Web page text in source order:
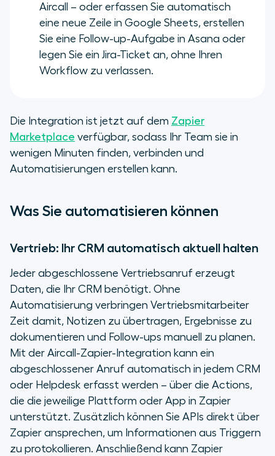
Aircall – oder erfassen Sie automatisch
eine neue Zeile in Google Sheets, erstellen
Sie eine Follow-up-Aufgabe in Asana oder
legen Sie ein Jira-Ticket an, ohne Ihren
Workflow zu verlassen.
Die Integration ist jetzt auf dem Zapier
Marketplace verfügbar, sodass Ihr Team sie in
wenigen Minuten finden, verbinden und
Automatisierungen erstellen kann.
Was Sie automatisieren können
Vertrieb: Ihr CRM automatisch aktuell halten
Jeder abgeschlossene Vertriebsanruf erzeugt
Daten, die Ihr CRM benötigt. Ohne
Automatisierung verbringen Vertriebsmitarbeiter
Zeit damit, Notizen zu übertragen, Ergebnisse zu
dokumentieren und Follow-ups manuell zu planen.
Mit der Aircall-Zapier-Integration kann ein
abgeschlossener Anruf automatisch in jedem CRM
oder Helpdesk erfasst werden – über die Actions,
die die jeweilige Plattform oder App in Zapier
unterstützt. Zusätzlich können Sie APIs direkt über
Zapier ansprechen, um Informationen aus Triggern
zu protokollieren. Anschließend kann Zapier